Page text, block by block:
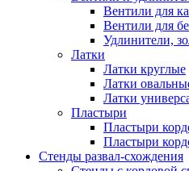
Вентили для
Вентили для
Удлинители,
Латки
Латки круглые
Латки
Латки
Пластыри
Пластыри
Пластыри
Стенды развал-схождения